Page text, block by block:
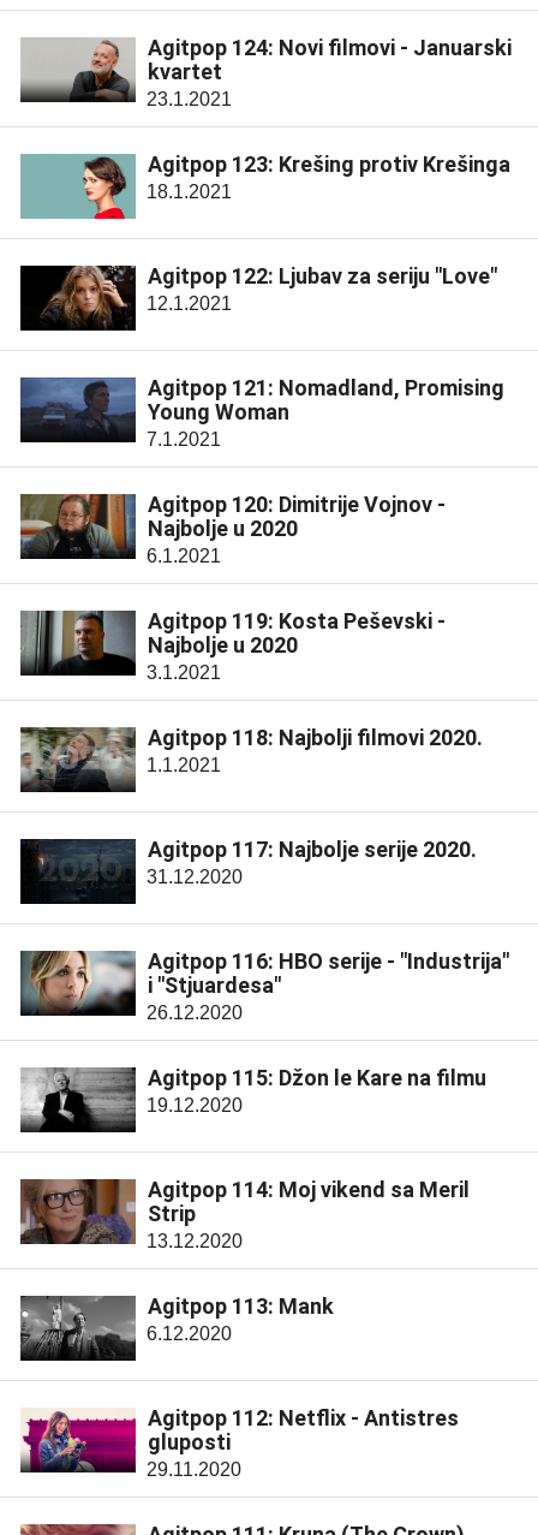
Agitpop 124: Novi filmovi - Januarski
kvartet
23.1.2021
Agitpop 123: Krešing protiv Krešinga
18.1.2021
Agitpop 122: Ljubav za seriju "Love"
12.1.2021
Agitpop 121: Nomadland, Promising
Young Woman
7.1.2021
Agitpop 120: Dimitrije Vojnov -
Najbolje u 2020
6.1.2021
Agitpop 119: Kosta Peševski -
Najbolje u 2020
3.1.2021
Agitpop 118: Najbolji filmovi 2020.
1.1.2021
Agitpop 117: Najbolje serije 2020.
31.12.2020
Agitpop 116: HBO serije - "Industrija"
i "Stjuardesa"
26.12.2020
Agitpop 115: Džon le Kare na filmu
19.12.2020
Agitpop 114: Moj vikend sa Meril
Strip
13.12.2020
Agitpop 113: Mank
6.12.2020
Agitpop 112: Netflix - Antistres
gluposti
29.11.2020